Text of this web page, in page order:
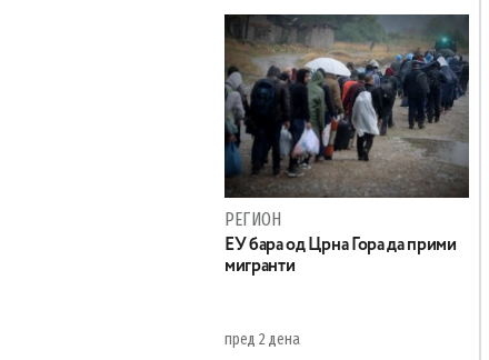
РЕГИОН
EУ бара од Црна Гора да прими
мигранти
пред 2 дена